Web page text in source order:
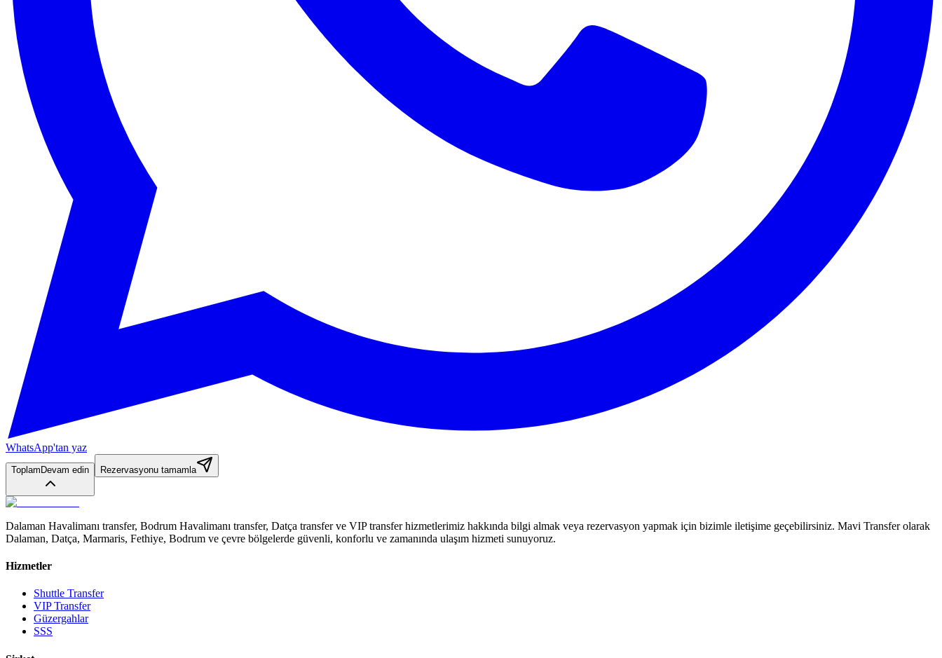
WhatsApp'tan yaz
Toplam Devam edin Rezervasyonu tamamla
Dalaman Havalimanı transfer, Bodrum Havalimanı transfer, Datça transfer ve VIP transfer hizmetlerimiz hakkında bilgi almak veya rezervasyon yapmak için bizimle iletişime geçebilirsiniz. Mavi Transfer olarak
Dalaman, Datça, Marmaris, Fethiye, Bodrum ve çevre bölgelerde güvenli, konforlu ve zamanında ulaşım hizmeti sunuyoruz.
Hizmetler
Shuttle Transfer
VIP Transfer
Güzergahlar
SSS